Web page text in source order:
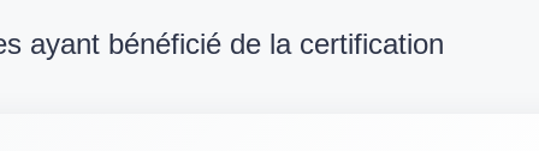
ayant bénéficié de la certification